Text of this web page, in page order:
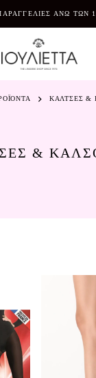
ΑΝΩ ΤΩΝ
ΚΑΛΤΣΕΣ &
&